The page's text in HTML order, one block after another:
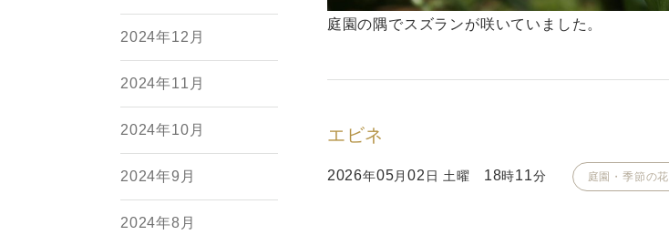
2024年12月
2024年11月
2024年10月
2024年9月
2024年8月
庭園の隅でスズランが咲いていました。
エビネ
2026年05 月02 日 土曜 18時11分 庭園・季節の花